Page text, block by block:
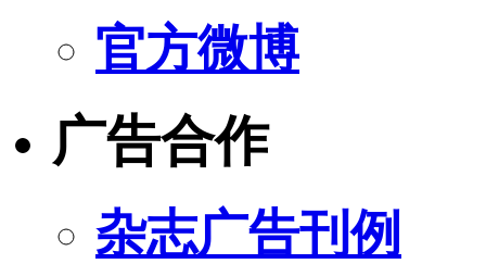
官方微博
广告合作
杂志广告刊例